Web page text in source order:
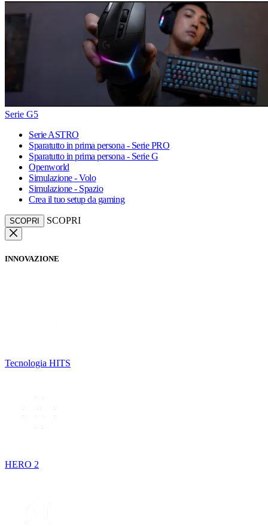
Serie G5
Serie ASTRO
Sparatutto in prima persona - Serie PRO
Sparatutto in prima persona - Serie G
Openworld
Simulazione - Volo
Simulazione - Spazio
Crea il tuo setup da gaming
SCOPRI SCOPRI
INNOVAZIONE
Tecnologia HITS
HERO 2